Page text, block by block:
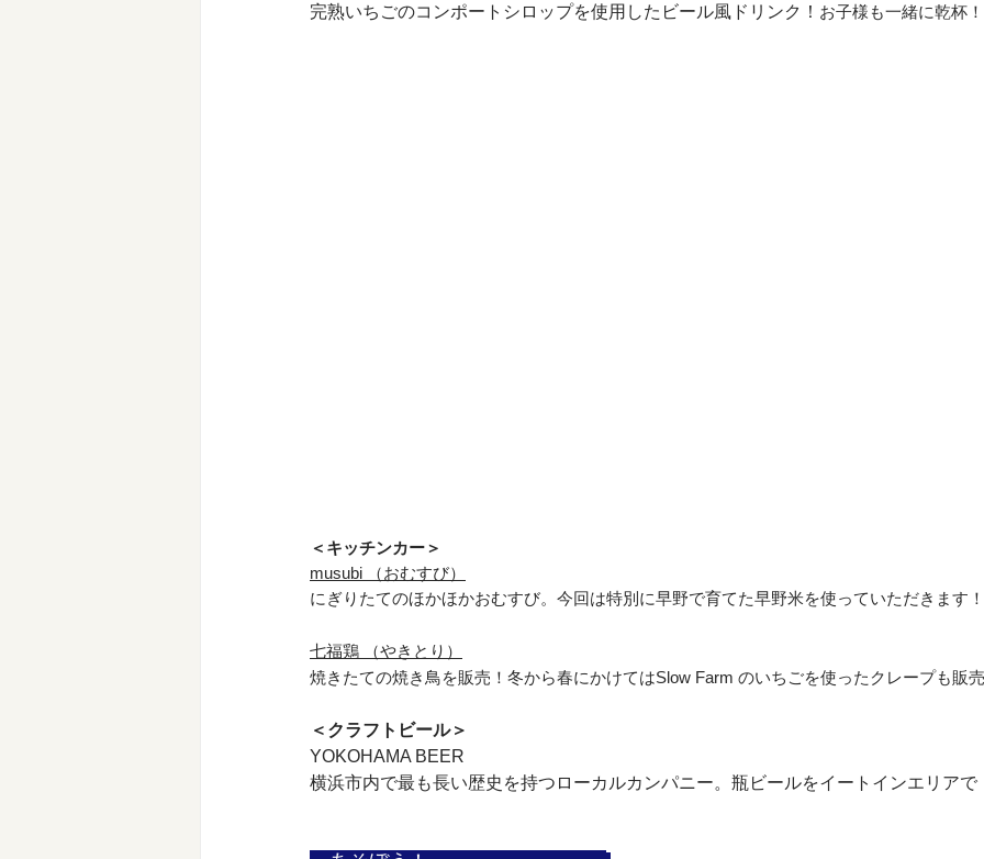
完熟いちごのコンポートシロップを使用したビール風ドリンク！ お子様も一緒に乾杯！
＜キッチンカー＞
musubi （おむすび）
にぎりたてのほかほかおむすび。今回は特別に早野で育てた早野米を使っていただきます！
七福鶏 （やきとり）
焼きたての焼き鳥を販売！冬から春にかけてはSlow Farm のいちごを使ったクレープも販売
＜クラフトビール＞
YOKOHAMA BEER
横浜市内で最も長い歴史を持つローカルカンパニー。瓶ビールをイートインエリアで